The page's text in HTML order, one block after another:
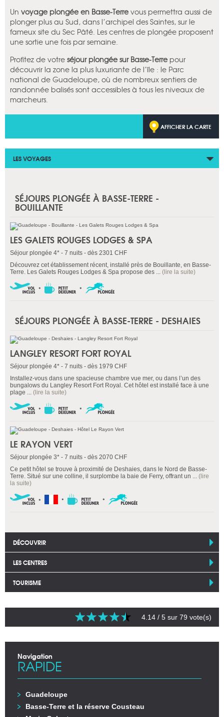
Un voyage plongée en Basse-Terre vous permettra aussi de
plonger plus au Sud, dans l’archipel des Saintes, sur le
fameux site du Sec Pâté. Les centres de plongée proposent
une sortie une fois par semaine.
Profitez de votre séjour plongée sur Basse-Terre pour
découvrir la zone la plus luxuriante de l’île : le Parc
national de Guadeloupe, où de nombreux sentiers de
randonnée balisés sont accessibles à tous les niveaux de
marcheurs.
AFFICHER LA CARTE
LES VOYAGES
SÉJOURS PLONGÉE À BASSE-TERRE -
BOUILLANTE
LES GALETS ROUGES LODGES & SPA
Séjour plongée 4* - 7 nuits - dès 2301 CHF
Découvrez cet établissement récent, installé près de Bouillante, en Basse-
Terre. Les Galets Rouges Lodges & Spa propose des ... (lire la suite)
SÉJOURS PLONGÉE À BASSE-TERRE - DESHAIES
LANGLEY RESORT FORT ROYAL
Séjour plongée 4* - 7 nuits - dès 1979 CHF
Installez-vous dans une spacieuse chambre vue mer, ou dans l’un des
bungalows du Langley Resort Fort Royal. Cet hôtel est installé face à une
plage ... (lire la suite)
LE RAYON VERT
Séjour plongée 3* - 7 nuits - dès 2070 CHF
Ce petit hôtel se trouve à proximité de Deshaies, dans le Nord de Basse-
Terre. Situé sur une colline, il surplombe la baie de Ferry, offrant un ... (lire
la suite)
DÉCOUVRIR
LES CENTRES
TOURISME
4.14 / 5 sur 79 vote(s)
Navigation
RAPIDE
Guadeloupe
Basse-Terre et la réserve Cousteau